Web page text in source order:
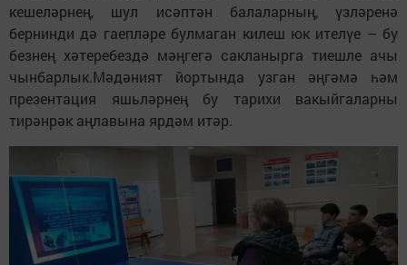
кешеләрнең, шул исәптән балаларның, үзләренә
бернинди дә гаепләре булмаган килеш юк ителүе – бу
безнең хәтеребездә мәңгегә сакланырга тиешле ачы
чынбарлык.Мәдәният йортында узган әңгәмә һәм
презентация яшьләрнең бу тарихи вакыйгаларны
тирәнрәк аңлавына ярдәм итәр.